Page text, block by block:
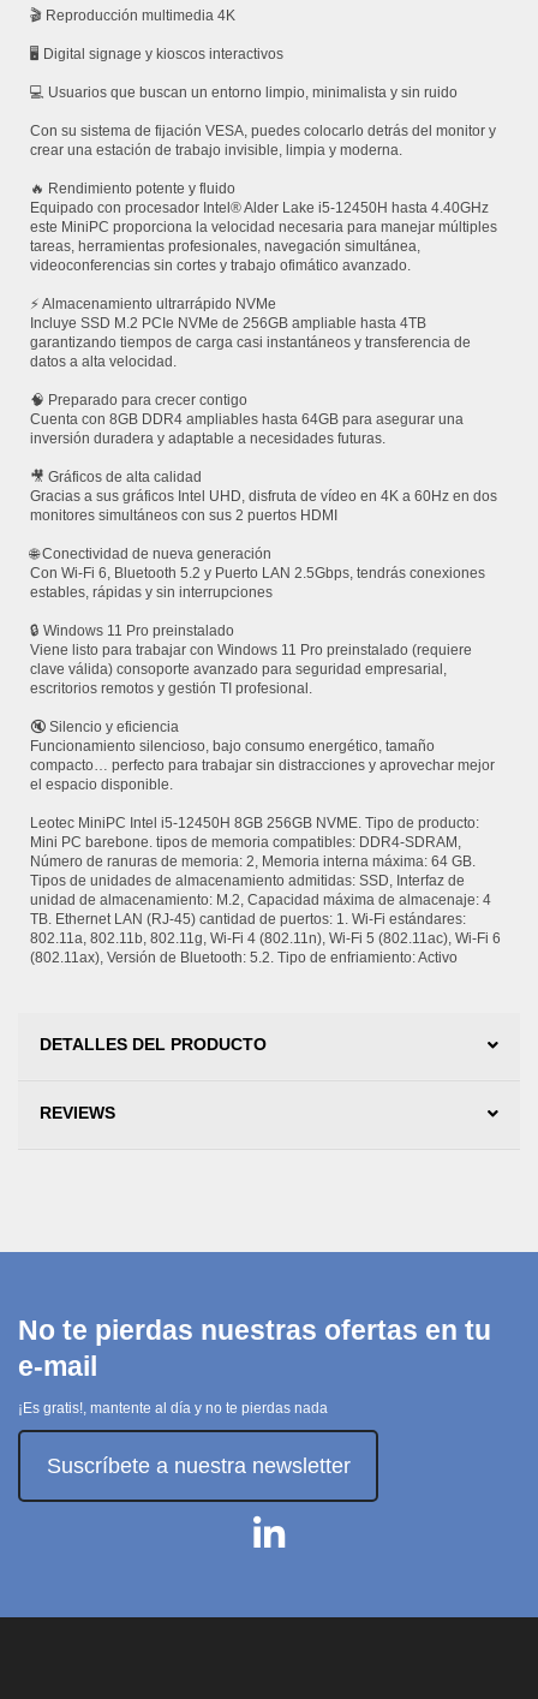
🎬 Reproducción multimedia 4K
🖥️ Digital signage y kioscos interactivos
💻 Usuarios que buscan un entorno limpio, minimalista y sin ruido
Con su sistema de fijación VESA, puedes colocarlo detrás del monitor y
crear una estación de trabajo invisible, limpia y moderna.
🔥 Rendimiento potente y fluido
Equipado con procesador Intel® Alder Lake i5-12450H hasta 4.40GHz
este MiniPC proporciona la velocidad necesaria para manejar múltiples
tareas, herramientas profesionales, navegación simultánea,
videoconferencias sin cortes y trabajo ofimático avanzado.
⚡ Almacenamiento ultrarrápido NVMe
Incluye SSD M.2 PCIe NVMe de 256GB ampliable hasta 4TB
garantizando tiempos de carga casi instantáneos y transferencia de
datos a alta velocidad.
🧠 Preparado para crecer contigo
Cuenta con 8GB DDR4 ampliables hasta 64GB para asegurar una
inversión duradera y adaptable a necesidades futuras.
🎥 Gráficos de alta calidad
Gracias a sus gráficos Intel UHD, disfruta de vídeo en 4K a 60Hz en dos
monitores simultáneos con sus 2 puertos HDMI
🌐 Conectividad de nueva generación
Con Wi-Fi 6, Bluetooth 5.2 y Puerto LAN 2.5Gbps, tendrás conexiones
estables, rápidas y sin interrupciones
🔒 Windows 11 Pro preinstalado
Viene listo para trabajar con Windows 11 Pro preinstalado (requiere
clave válida) consoporte avanzado para seguridad empresarial,
escritorios remotos y gestión TI profesional.
🔇 Silencio y eficiencia
Funcionamiento silencioso, bajo consumo energético, tamaño
compacto… perfecto para trabajar sin distracciones y aprovechar mejor
el espacio disponible.
Leotec MiniPC Intel i5-12450H 8GB 256GB NVME. Tipo de producto:
Mini PC barebone. tipos de memoria compatibles: DDR4-SDRAM,
Número de ranuras de memoria: 2, Memoria interna máxima: 64 GB.
Tipos de unidades de almacenamiento admitidas: SSD, Interfaz de
unidad de almacenamiento: M.2, Capacidad máxima de almacenaje: 4
TB. Ethernet LAN (RJ-45) cantidad de puertos: 1. Wi-Fi estándares:
802.11a, 802.11b, 802.11g, Wi-Fi 4 (802.11n), Wi-Fi 5 (802.11ac), Wi-Fi 6
(802.11ax), Versión de Bluetooth: 5.2. Tipo de enfriamiento: Activo
DETALLES DEL PRODUCTO
REVIEWS
No te pierdas nuestras ofertas en tu
e-mail
¡Es gratis!, mantente al día y no te pierdas nada
Suscríbete a nuestra newsletter